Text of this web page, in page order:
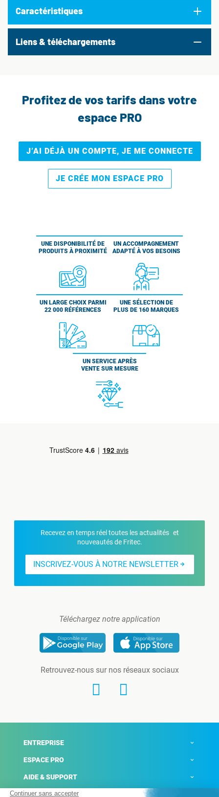
Caractéristiques
Liens & téléchargements
Profitez de vos tarifs dans votre
espace PRO
J’AI DÉJÀ UN COMPTE, JE ME CONNECTE
JE CRÉE MON ESPACE PRO
UNE DISPONIBILITÉ DE
PRODUITS À PROXIMITÉ
UN ACCOMPAGNEMENT
ADAPTÉ À VOS BESOINS
UN LARGE CHOIX PARMI
22 000 RÉFÉRENCES
UNE SÉLECTION DE
PLUS DE 160 MARQUES
UN SERVICE APRÈS
VENTE SUR MESURE
Recevez en temps réel toutes les actualités et
nouveautés de Fritec.
INSCRIVEZ-VOUS À NOTRE NEWSLETTER
Téléchargez notre application
Retrouvez-nous sur nos réseaux sociaux
ENTREPRISE
ESPACE PRO
AIDE & SUPPORT
ACTUALITÉS